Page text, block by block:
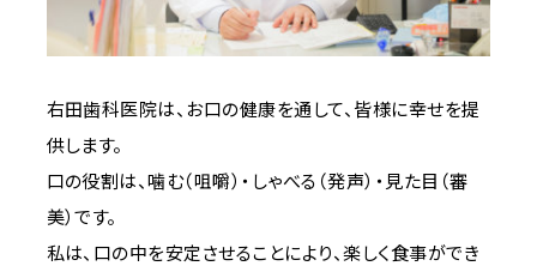
右田歯科医院は、お口の健康を通して、皆様に幸せを提
供します。
口の役割は、噛む（咀嚼）・しゃべる（発声）・見た目（審
美）です。
私は、口の中を安定させることにより、楽しく食事ができ